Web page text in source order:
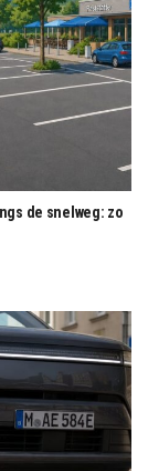
de snelweg: zo